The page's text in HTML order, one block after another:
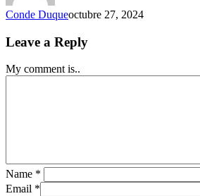
Conde Duqueoctubre 27, 2024
Leave a Reply
My comment is..
Name *
Email *